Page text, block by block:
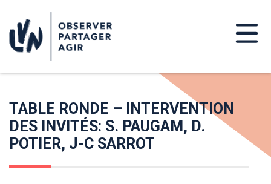
TABLE RONDE – INTERVENTION
DES INVITÉS: S. PAUGAM, D.
POTIER, J-C SARROT